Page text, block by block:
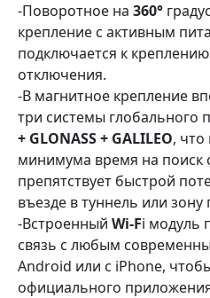
-Поворотное на 360°
крепление с активным
подключается к
отключения.
-В магнитное крепление
три системы глобального
+ GLONASS + GALILEO, что
минимума время на поиск
препятствует быстрой
въезде в туннель или зону
-Встроенный Wi-Fi модуль
связь с любым
Android или с iPhone,
официального